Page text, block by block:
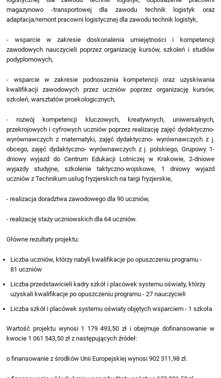
magazynowo -transportowej dla zawodu technik logistyk oraz
adaptacja/remont pracowni logistycznej dla zawodu technik logistyk,
- wsparcie w zakresie doskonalenia umiejętności i kompetencji
zawodowych nauczycieli poprzez organizację kursów, szkoleń i studiów
podyplomowych,
- wsparcie w zakresie podnoszenia kompetencji oraz uzyskiwania
kwalifikacji zawodowych przez uczniów poprzez organizację kursów,
szkoleń, warsztatów proekologicznych,
- rozwój kompetencji kluczowych, kreatywnych, uniwersalnych,
przekrojowych i cyfrowych uczniów poprzez realizację zajęć dydaktyczno-
wyrównawczych z matematyki, zajęć dydaktyczno- wyrównawczych z j.
obcego, zajęć dydaktyczno- wyrównawczych z j. polskiego, Grupowy 1-
dniowy wyjazd do Centrum Edukacji Lotniczej w Krakowie, 2-dniowe
wyjazdy studyjne, szkolenie taktyczno-wojskowe, 1 dniowy wyjazd
uczniów z Technikum usług fryzjerskich na targi fryzjerskie,
- realizacja doradztwa zawodowego dla 90 uczniów,
- realizację staży uczniowskich dla 64 uczniów.
Główne rezultaty projektu:
Liczba uczniów, którzy nabyli kwalifikacje po opuszczeniu programu -
81 uczniów
Liczba przedstawicieli kadry szkół i placówek systemu oświaty, którzy
uzyskali kwalifikacje po opuszczeniu programu - 27 nauczycieli
Liczba szkół i placówek systemu oświaty objętych wsparciem - 1 szkoła
Wartość projektu wynosi 1 179 493,50 zł i obejmuje dofinansowanie w
kwocie 1 061 543,50 zł z następujących źródeł:
o finansowanie z środków Unii Europejskiej wynosi 902 311,98 zł.